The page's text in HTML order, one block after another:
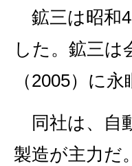
鉱三は昭和
した。鉱三は
（2005）に
同社は、自
製造が主力だ